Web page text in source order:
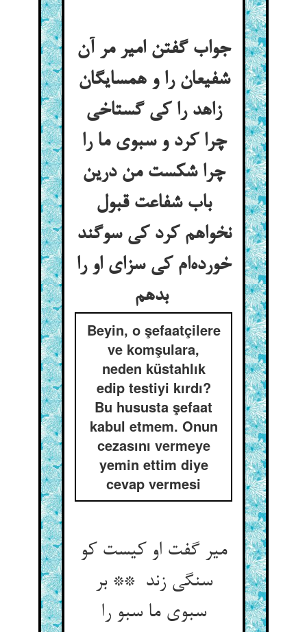
جواب گفتن امیر مر آن
شفیعان را و همسایگان
زاهد را کی گستاخی
چرا کرد و سبوی ما را
چرا شکست من درین
باب شفاعت قبول
نخواهم کرد کی سوگند
خورده‌ام کی سزای او را
بدهم
Beyin, o şefaatçilere
ve komşulara,
neden küstahlık
edip testiyi kırdı?
Bu hususta şefaat
kabul etmem. Onun
cezasını vermeye
yemin ettim diye
cevap vermesi
میر گفت او کیست کو
سنگی زند ** بر
سبوی ما سبو را